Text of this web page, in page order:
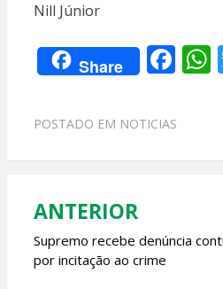
Nill Júnior
Share F
e
o
k
POSTADO EM NOTICIAS
Navegação
de
Post
ANTERIOR
Supremo recebe denúncia
por incitação ao crime